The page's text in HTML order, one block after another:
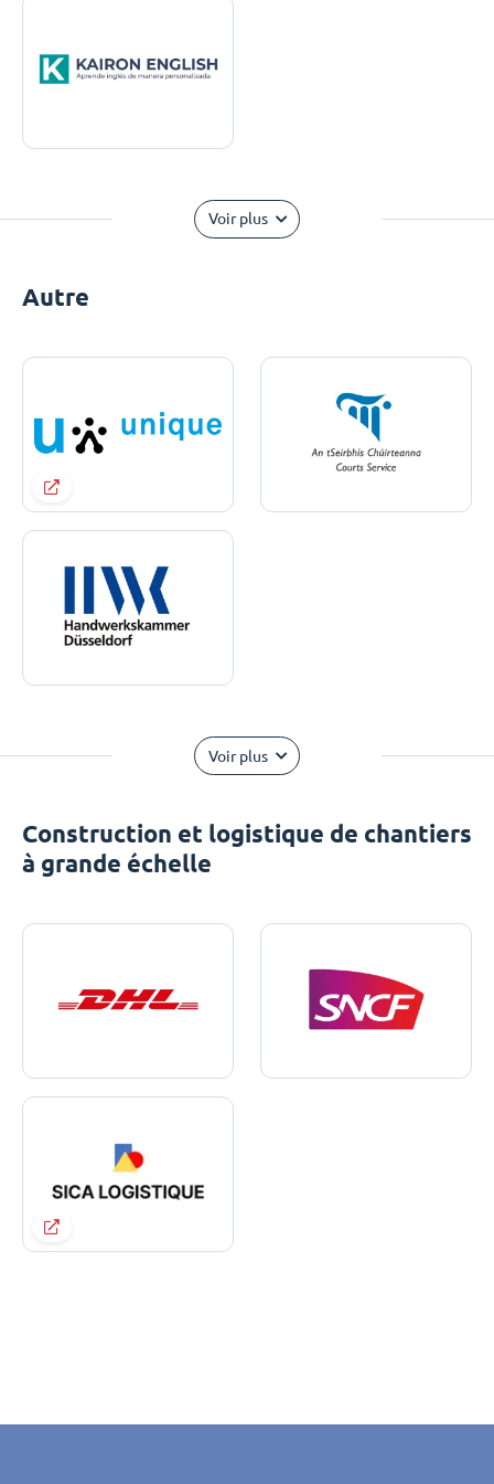
Voir plus
Autre
Voir plus
Construction et logistique de chantiers
à grande échelle